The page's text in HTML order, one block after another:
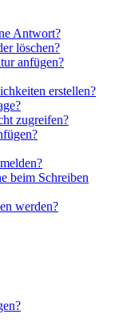
Antwort?
löschen?
anfügen?
erstellen?
zugreifen?
beim Schreiben
werden?